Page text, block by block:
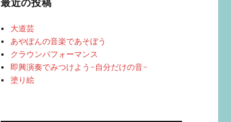
最近の投稿
大道芸
あやぽんの音楽であそぼう
クラウンパフォーマンス
即興演奏でみつけよう-自分だけの音-
塗り絵